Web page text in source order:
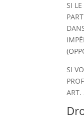
SI
SI
ART.